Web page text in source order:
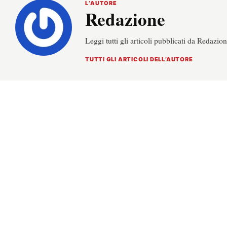
L’AUTORE
Redazione
Leggi tutti gli articoli pubblicati da
TUTTI GLI ARTICOLI DELL’AUTORE